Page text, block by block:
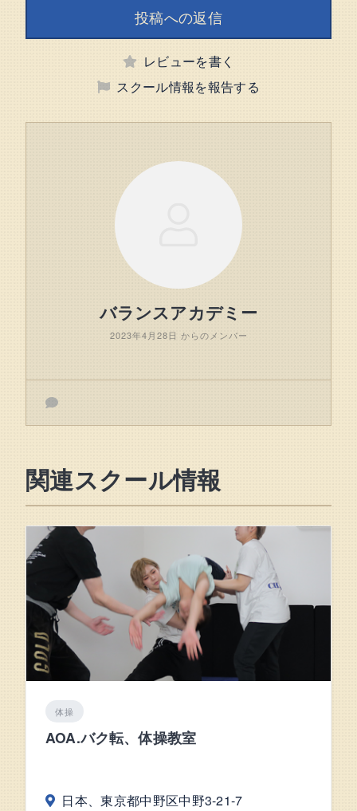
投稿への返信
レビューを書く
スクール情報を報告する
バランスアカデミー
2023年4月28日 からのメンバー
関連スクール情報
体操
AOA.バク転、体操教室
日本、東京都中野区中野3-21-7